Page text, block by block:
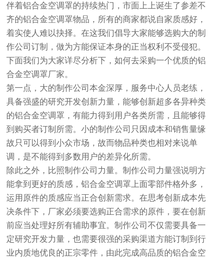
伴着铝合金空调罩的持续热门，市面上上诞生了参差不
齐的铝合金空调罩物品，所有的商家都说自家质感好，
着实使人难以抉择。在这我们倡导大家能够选购大的制
作公司订制，做为方能保证本身的正当权利不受侵犯。
下面我们为大家详尽分析下，如何去采购一个优质的铝
合金空调罩厂家。
第一点，大的制作公司本金深厚，服务中心人员老练，
具备强盛的研究开发创新力量，能够创新超多各异种类
的铝合金空调罩，有能力得到用户各类所需，且能够得
到购买者订制所需。小的制作公司只因成本和销售量缘
故只可以得到小众市场，故而物品种类也相对来说单
调，是不能得到多数用户的差异化所需。
除此之外，比照制作公司力量。制作公司力量强说明方
能拿到更好的质感，铝合金空调罩上面零部件格外多，
运用原件的质感应当正合创新需求。在思考创新成本先
决条件下，厂家必须要选购正合需求的原件，要在创新
前应当处理好所有辅助事宜。制作公司不仅需要具备一
定研究开发力量，也需要很强的采购渠道方能订制到行
业内质地优良的正宗零件，由此完成高品质的铝合金空